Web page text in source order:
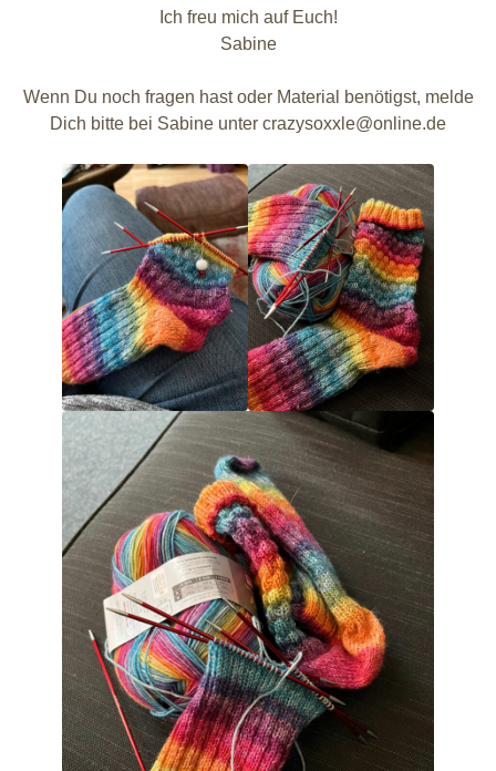
Ich freu mich auf Euch!
Sabine
Wenn Du noch fragen hast oder Material benötigst, melde
Dich bitte bei Sabine unter crazysoxxle@online.de